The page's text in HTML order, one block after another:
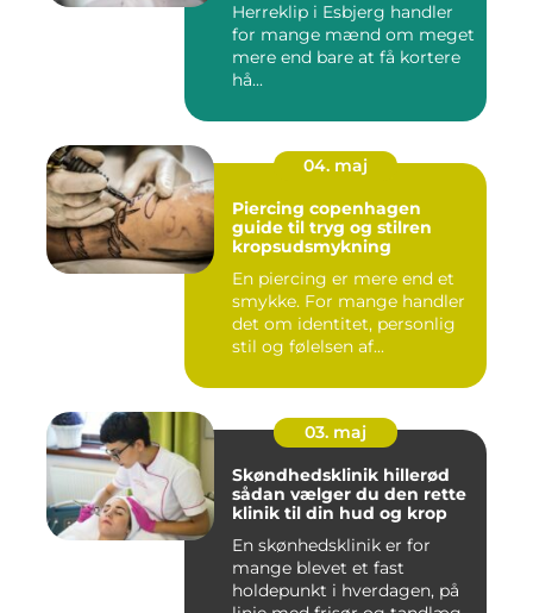
Herreklip i Esbjerg handler
for mange mænd om meget
mere end bare at få kortere
hå...
04. maj
Piercing copenhagen
guide til tryg og stilren
kropsudsmykning
En piercing er mere end et
smykke. For mange handler
det om identitet, personlig
stil og følelsen af...
03. maj
Skøndhedsklinik hillerød
sådan vælger du den rette
klinik til din hud og krop
En skønhedsklinik er for
mange blevet et fast
holdepunkt i hverdagen, på